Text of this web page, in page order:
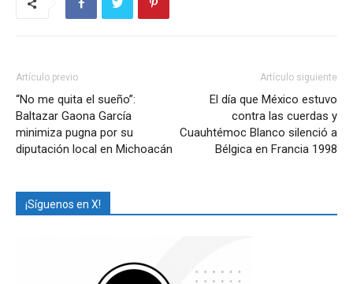
Artículo previo
“No me quita el sueño”:
Baltazar Gaona García
minimiza pugna por su
diputación local en Michoacán
Artículo siguiente
El día que México estuvo
contra las cuerdas y
Cuauhtémoc Blanco silenció a
Bélgica en Francia 1998
¡Síguenos en X!